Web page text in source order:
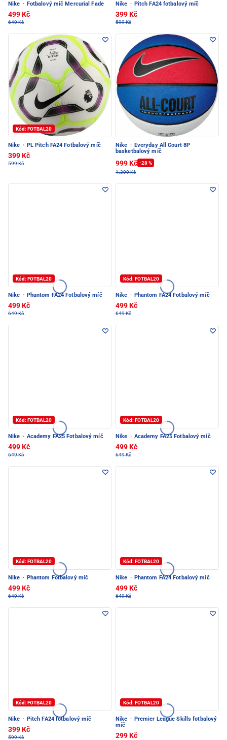
Nike · Fotbalový míč Mercurial Fade
499 Kč
649 Kč
Nike · Pitch FA24 fotbalový míč
399 Kč
599 Kč
Kód: FOTBAL20
Nike · PL Pitch FA24 Fotbalový míč
399 Kč
599 Kč
Nike · Everyday All Court 8P
basketbalový míč
999 Kč -28 %
1.399 Kč
Kód: FOTBAL20
Nike · Phantom FA24 Fotbalový míč
499 Kč
649 Kč
Kód: FOTBAL20
Nike · Phantom FA24 Fotbalový míč
499 Kč
649 Kč
Kód: FOTBAL20
Nike · Academy FA25 Fotbalový míč
499 Kč
649 Kč
Kód: FOTBAL20
Nike · Academy FA25 Fotbalový míč
499 Kč
649 Kč
Kód: FOTBAL20
Nike · Phantom Fotbalový míč
499 Kč
649 Kč
Kód: FOTBAL20
Nike · Phantom FA24 Fotbalový míč
499 Kč
649 Kč
Kód: FOTBAL20
Nike · Pitch FA24 fotbalový míč
399 Kč
599 Kč
Kód: FOTBAL20
Nike · Premier League Skills fotbalový
míč
299 Kč